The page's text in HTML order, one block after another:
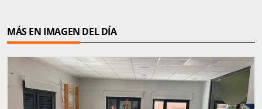
MÁS EN IMAGEN DEL DÍA